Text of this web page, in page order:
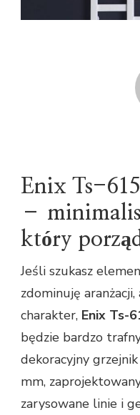
Enix Ts-
–
który
Jeśli szukasz
zdominuję
charakter, Enix Ts-
będzie bardzo
dekoracyjny
mm,
zarysowane linie i